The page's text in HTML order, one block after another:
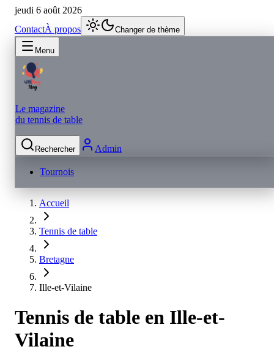
jeudi 6 août 2026
ContactÀ propos Changer de thème
Menu
Le magazine
du tennis de table
Rechercher Admin
Tournois
Accueil
Tennis de table
Bretagne
Ille-et-Vilaine
Tennis de table en Ille-et-
Vilaine